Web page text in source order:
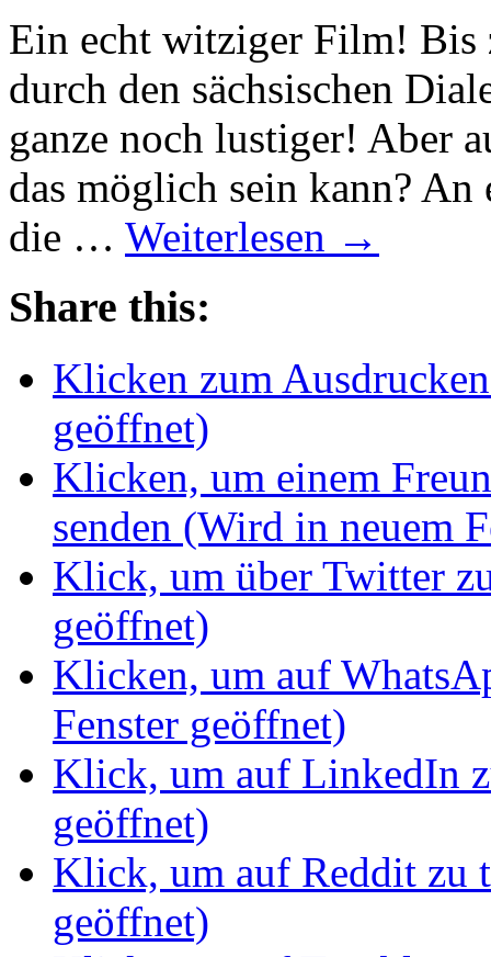
Ein echt witziger Film! Bis
durch den sächsischen
ganze noch lustiger! Aber
das möglich sein kann?
die … Weiterlesen →
Share this:
Klicken zum
geöffnet)
Klicken, um einem
senden (Wird in neuem
Klick, um über Twitter
geöffnet)
Klicken, um auf
Fenster geöffnet)
Klick, um auf LinkedIn
geöffnet)
Klick, um auf Reddit zu
geöffnet)